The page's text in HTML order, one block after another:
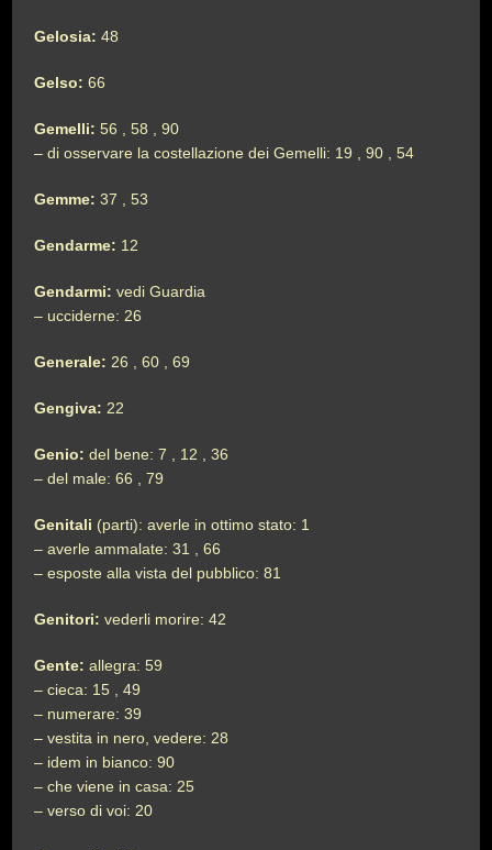
Gelosia: 48
Gelso:66
Gemelli: 56 , 58 , 90
– di osservare la costellazione dei Gemelli: 19 , 90 , 54
Gemme: 37 , 53
Gendarme: 12
Gendarmi: vedi Guardia
– ucciderne: 26
Generale: 26 , 60 , 69
Gengiva: 22
Genio: del bene: 7 , 12 , 36
– del male: 66 , 79
Genitali (parti): averle in ottimo stato: 1
– averle ammalate: 31 , 66
– esposte alla vista del pubblico: 81
Genitori: vederli morire: 42
Gente: allegra: 59
– cieca: 15 , 49
– numerare: 39
– vestita in nero, vedere: 28
– idem in bianco: 90
– che viene in casa: 25
– verso di voi: 20